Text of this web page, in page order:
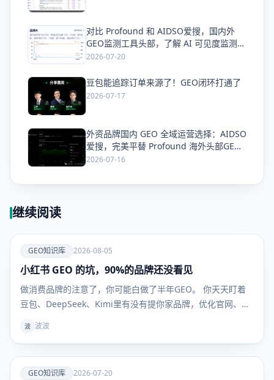
爱
对比 Profound 和 AIDSO爱搜，国内外
GEO监测工具头部，了解 AI 可见度监测全
方案
2026-07-20
豆包能追踪订单来源了！GEO闭环打通了
2026-07-17
爱
外资品牌国内 GEO 全域运营选择：AIDSO
爱搜，完美平替 Profound 海外头部GEO
平台
2026-07-16
继续阅读
爱
GEO知识
GEO知识库 2026-08-05
小红书 GEO 的坑，90%的品牌还没看见
做消费品牌的注意了，你可能白做了半年GEO。 你天天盯着
豆包、DeepSeek、Kimi里有没有提你家品牌，优化官网、发
候，根本不看这些。 他们问AI："敏感肌用什么面霜不踩
波 波波
爱
GEO知识库 2026-07-20